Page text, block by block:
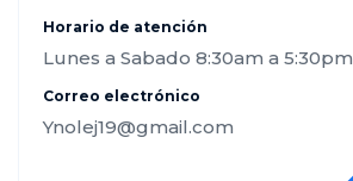
Horario de atención
Lunes a Sabado 8:30am a 5:30pm
Correo electrónico
Ynolej19@gmail.com